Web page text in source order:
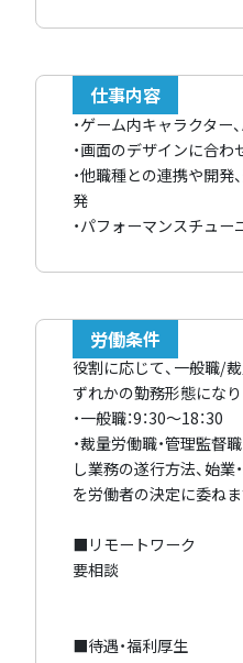
仕事内容
・ゲーム内キャラクター
・画面のデザインに合わ
・他職種との連携や開
発
・パフォーマンスチュ
労働条件
役割に応じて、一般職/
ずれかの勤務形態になり
・一般職：9：30～18：30
・裁量労働職・管理監督
し業務の遂行方法、始
を労働者の決定に委ねま
■リモートワーク
要相談
■待遇・福利厚生